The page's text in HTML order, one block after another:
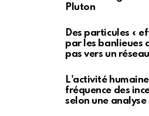
Pluton
Des particules «
par les banlieues
pas vers un
L'activité
fréquence des
selon une